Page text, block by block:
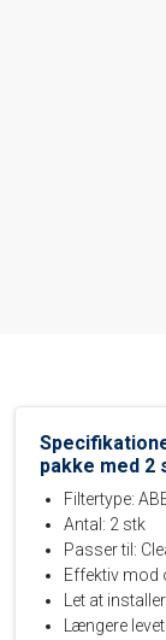
pakke med 2
Filtertype:
Antal: 2 stk
Passer til:
Effektiv mod
Let at
Længere